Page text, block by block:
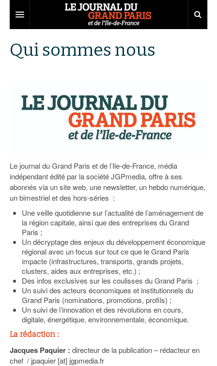
Collectivités
Institutions
Services urbains
Développement économique
Attractivité
Transport
Marchés publics
Départements
91
92
93
Nominations
Agenda
Les Assises du Grand Paris
Ecouter les épisodes
Lire les résumés
Qui sommes nous
Le journal du Grand Paris et de l’Ile-de-France, média
indépendant édité par la société JGPmedia, offre à ses
abonnés via un site web, une newsletter, un hebdo numérique,
un bimestriel et des hors-séries :
Une veille quotidienne sur l’actualité de l’aménagement de
la région capitale, ainsi que des entreprises du Grand
Paris ;
Un décryptage des enjeux du développement économique
régional avec un focus sur tout ce que le Grand Paris
impacte (infrastructures, transports, grands projets,
clusters, aides aux entreprises, etc.) ;
Des infos exclusives sur les coulisses du Grand Paris ;
Un suivi des acteurs économiques et institutionnels du
Grand Paris (nominations, promotions, profils) ;
Un suivi de l’innovation et des révolutions en cours,
digitale, énergétique, environnementale, économique.
La rédaction :
Jacques Paquier : directeur de la publication – rédacteur en
chef / jpaquier [at] jgpmedia.fr